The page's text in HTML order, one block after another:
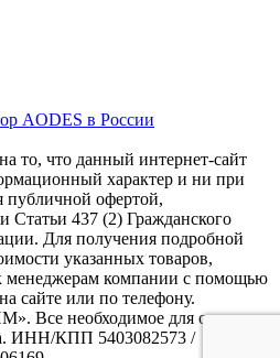
AODES в России
то, что данный интернет-сайт
характер и ни при
публичной офертой,
Статьи 437 (2) Гражданского
Для получения подробной
указанных товаров,
менеджерам компании с помощью
сайте или по телефону.
Все необходимое для охоты и
ИНН/КПП 5403082573 /